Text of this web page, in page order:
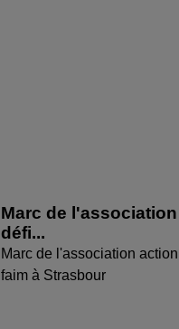
Marc de
défi...
Marc de l'association
faim à Strasbour